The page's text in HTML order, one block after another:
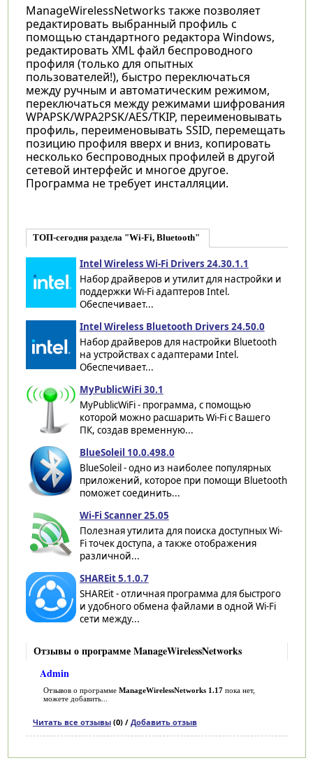
ManageWirelessNetworks также позволяет
редактировать выбранный профиль с
помощью стандартного редактора Windows,
редактировать XML файл беспроводного
профиля (только для опытных
пользователей!), быстро переключаться
между ручным и автоматическим режимом,
переключаться между режимами шифрования
WPAPSK/WPA2PSK/AES/TKIP, переименовывать
профиль, переименовывать SSID, перемещать
позицию профиля вверх и вниз, копировать
несколько беспроводных профилей в другой
сетевой интерфейс и многое другое.
Программа не требует инсталляции.
ТОП-сегодня раздела "Wi-Fi, Bluetooth"
Intel Wireless Wi-Fi Drivers 24.30.1.1
Набор драйверов и утилит для настройки и
поддержки Wi-Fi адаптеров Intel.
Обеспечивает...
Intel Wireless Bluetooth Drivers 24.50.0
Набор драйверов для настройки Bluetooth
на устройствах с адаптерами Intel.
Обеспечивает...
MyPublicWiFi 30.1
MyPublicWiFi - программа, с помощью
которой можно расшарить Wi-Fi с Вашего
ПК, создав временную...
BlueSoleil 10.0.498.0
BlueSoleil - одно из наиболее популярных
приложений, которое при помощи Bluetooth
поможет соединить...
Wi-Fi Scanner 25.05
Полезная утилита для поиска доступных Wi-
Fi точек доступа, а также отображения
различной...
SHAREit 5.1.0.7
SHAREit - отличная программа для быстрого
и удобного обмена файлами в одной Wi-Fi
сети между...
Отзывы о программе ManageWirelessNetworks
Admin
Отзывов о программе ManageWirelessNetworks 1.17пока нет,
можете добавить...
Читать все отзывы(0) / Добавить отзыв